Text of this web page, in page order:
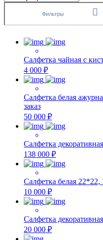
Фильтры
Салфетка чайная с
4 000 ₽
Салфетка белая
заказ
50 000 ₽
Салфетка
138 000 ₽
Салфетка белая
10 000 ₽
Салфетка
20 000 ₽